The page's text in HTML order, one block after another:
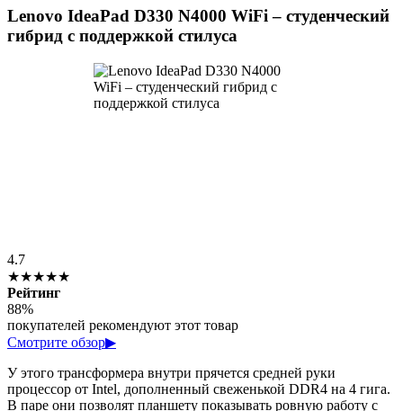
Lenovo IdeaPad D330 N4000 WiFi – студенческий
гибрид с поддержкой стилуса
4.7
★★★★★
Рейтинг
88%
покупателей рекомендуют этот товар
Смотрите обзор▶
У этого трансформера внутри прячется средней руки
процессор от Intel, дополненный свеженькой DDR4 на 4 гига.
В паре они позволят планшету показывать ровную работу с